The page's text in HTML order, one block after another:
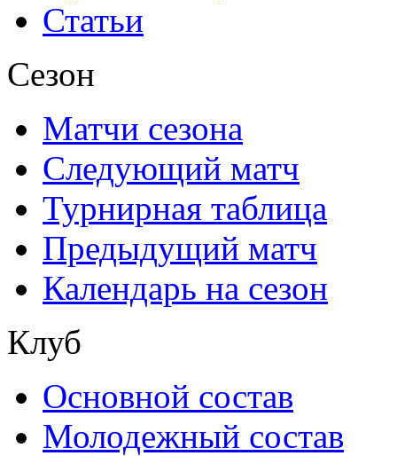
Статьи
Сезон
Матчи сезона
Следующий матч
Турнирная таблица
Предыдущий матч
Календарь на сезон
Клуб
Основной состав
Молодежный состав